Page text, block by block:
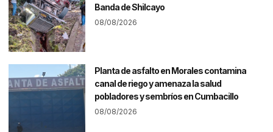
Banda de Shilcayo
08/08/2026
Planta de asfalto en Morales contamina
canal de riego y amenaza la salud
pobladores y sembríos en Cumbacillo
08/08/2026